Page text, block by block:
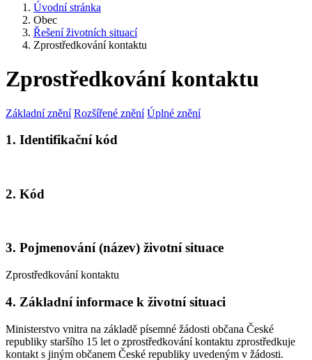
Úvodní stránka
Obec
Řešení životních situací
Zprostředkování kontaktu
Zprostředkování kontaktu
Základní znění Rozšířené znění Úplné znění
1. Identifikační kód
2. Kód
3. Pojmenování (název) životní situace
Zprostředkování kontaktu
4. Základní informace k životní situaci
Ministerstvo vnitra na základě písemné žádosti občana České
republiky staršího 15 let o zprostředkování kontaktu zprostředkuje
kontakt s jiným občanem České republiky uvedeným v žádosti.